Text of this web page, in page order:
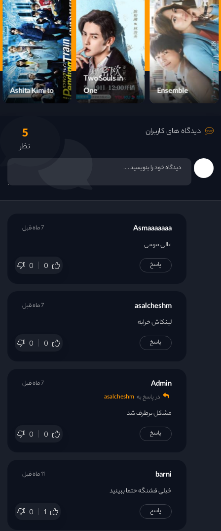
قسمت 15
قسمت 16
قسمت 17
قسمت 18
قسمت 19
قسمت 20
Ensemble
Two Souls in
One
Ashita Kimi to
دیدگاه های کاربران 5
نظر
Asmaaaaaaa
عالی مرسی
0 0
7 ماه قبل
پاسخ
asalcheshm
لینکاش خرابه
0 0
7 ماه قبل
پاسخ
Admin
در پاسخ به asalcheshm
مشکل برطرف شد
0 0
7 ماه قبل
پاسخ
barni
خیلی قشنگه حتما ببینید
0 1
11 ماه قبل
پاسخ